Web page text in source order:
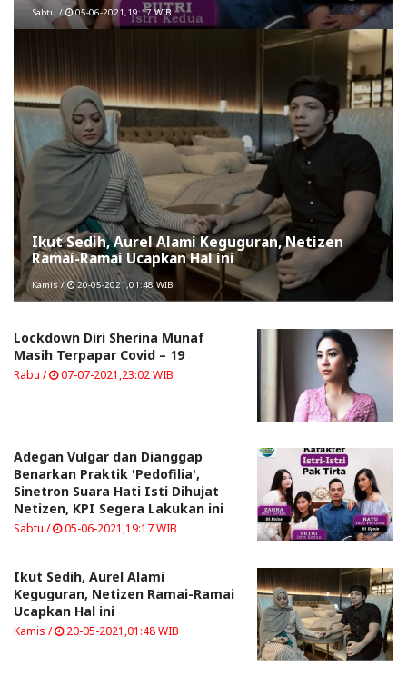
Sabtu / 05-06-2021,19:17 WIB
Ikut Sedih, Aurel Alami Keguguran, Netizen
Ramai-Ramai Ucapkan Hal ini
Kamis / 20-05-2021,01:48 WIB
Lockdown Diri Sherina Munaf
Masih Terpapar Covid – 19
Rabu / 07-07-2021,23:02 WIB
Adegan Vulgar dan Dianggap
Benarkan Praktik 'Pedofilia',
Sinetron Suara Hati Isti Dihujat
Netizen, KPI Segera Lakukan ini
Sabtu / 05-06-2021,19:17 WIB
Ikut Sedih, Aurel Alami
Keguguran, Netizen Ramai-Ramai
Ucapkan Hal ini
Kamis / 20-05-2021,01:48 WIB